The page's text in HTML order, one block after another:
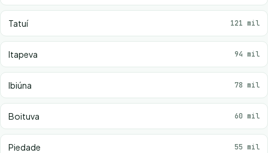
Tatuí 121 mil
Itapeva 94 mil
Ibiúna 78 mil
Boituva 60 mil
Piedade 55 mil